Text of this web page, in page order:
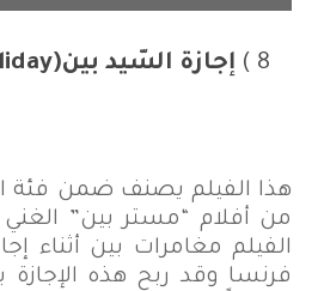
8 ) إجازة السّيد بين
هذا الفيلم يصنف ضمن فئة
من أفلام “مستر بين”
الفيلم مغامرات بين أثناء
فرنسا وقد ربح هذه الإجازة